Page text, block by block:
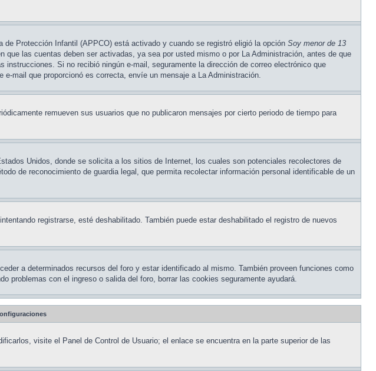
Protección Infantil (APPCO) está activado y cuando se registró eligió la opción Soy menor de 13
las cuentas deben ser activadas, ya sea por usted mismo o por La Administración, antes de que
Si no recibió ningún e-mail, seguramente la dirección de correo electrónico que
mail que proporcionó es correcta, envíe un mensaje a La Administración.
remueven sus usuarios que no publicaron mensajes por cierto periodo de tiempo para
Unidos, donde se solicita a los sitios de Internet, los cuales son potenciales recolectores de
de reconocimiento de guardia legal, que permita recolectar información personal identificable de un
registrarse, esté deshabilitado. También puede estar deshabilitado el registro de nuevos
a determinados recursos del foro y estar identificado al mismo. También proveen funciones como
problemas con el ingreso o salida del foro, borrar las cookies seguramente ayudará.
visite el Panel de Control de Usuario; el enlace se encuentra en la parte superior de las